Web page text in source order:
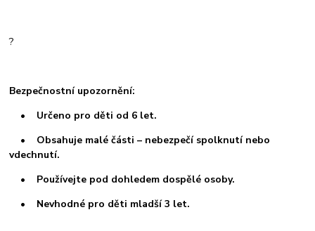
?
Bezpečnostní upozornění:
• Určeno pro děti od 6 let.
• Obsahuje malé části – nebezpečí spolknutí nebo
vdechnutí.
• Používejte pod dohledem dospělé osoby.
• Nevhodné pro děti mladší 3 let.